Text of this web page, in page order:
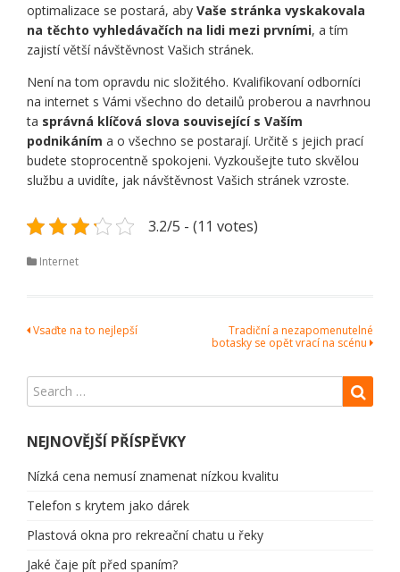
optimalizace se postará, aby Vaše stránka vyskakovala
na těchto vyhledávačích na lidi mezi prvními, a tím
zajistí větší návštěvnost Vašich stránek.
Není na tom opravdu nic složitého. Kvalifikovaní odborníci
na internet s Vámi všechno do detailů proberou a navrhnou
ta správná klíčová slova související s Vaším
podnikáním a o všechno se postarají. Určitě s jejich prací
budete stoprocentně spokojeni. Vyzkoušejte tuto skvělou
službu a uvidíte, jak návštěvnost Vašich stránek vzroste.
3.2/5 - (11 votes)
Internet
Navigace
příspěvek
Vsaďte na to nejlepší
Tradiční a nezapomenutelné
botasky se opět vrací na scénu
NEJNOVĚJŠÍ PŘÍSPĚVKY
Nízká cena nemusí znamenat nízkou kvalitu
Telefon s krytem jako dárek
Plastová okna pro rekreační chatu u řeky
Jaké čaje pít před spaním?